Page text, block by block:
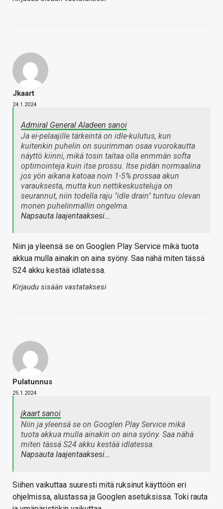
Jkaart
24.1.2024
Admiral General Aladeen sanoi
Ja ei-pelaajille tärkeintä on idle-kulutus, kun
kuitenkin puhelin on suurimman osaa vuorokautta
näyttö kiinni, mikä tosin taitaa olla enmmän softa
optimointeja kuin itse prossu. Itse pidän normaalina
jos yön aikana katoaa noin 1-5% prossaa akun
varauksesta, mutta kun nettikeskusteluja on
seurannut, niin todella raju "idle drain" tuntuu olevan
monen puhelinmallin ongelma.
Napsauta laajentaaksesi…
Niin ja yleensä se on Googlen Play Service mikä tuota
akkua mulla ainakin on aina syöny. Saa nähä miten tässä
S24 akku kestää idlatessa.
Kirjaudu sisään vastataksesi
Pulatunnus
25.1.2024
jkaart sanoi
Niin ja yleensä se on Googlen Play Service mikä
tuota akkua mulla ainakin on aina syöny. Saa nähä
miten tässä S24 akku kestää idlatessa.
Napsauta laajentaaksesi…
Siihen vaikuttaa suuresti mitä ruksinut käyttöön eri
ohjelmissa, alustassa ja Googlen asetuksissa. Toki rauta